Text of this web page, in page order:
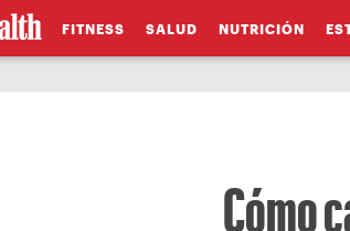
FITNESS SALUD NUTRICIÓN
Cómo